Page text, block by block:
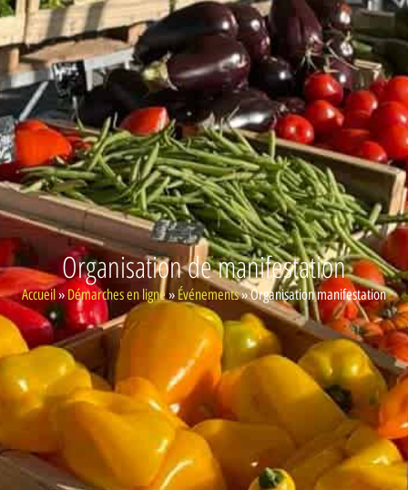
Organisation de manifestation
Accueil»Démarches en ligne»Événements»Organisation manifestation